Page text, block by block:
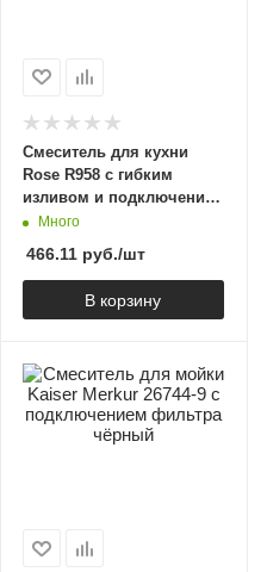
Смеситель для кухни
Rose R958 с гибким
изливом и подключением
фильтра, хром
Много
466.11руб./шт
В корзину